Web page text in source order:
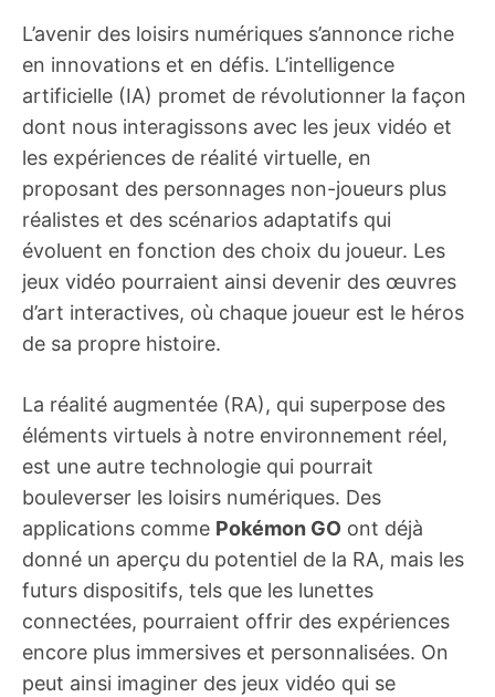
L’avenir des loisirs numériques s’annonce riche
en innovations et en défis. L’intelligence
artificielle (IA) promet de révolutionner la façon
dont nous interagissons avec les jeux vidéo et
les expériences de réalité virtuelle, en
proposant des personnages non-joueurs plus
réalistes et des scénarios adaptatifs qui
évoluent en fonction des choix du joueur. Les
jeux vidéo pourraient ainsi devenir des œuvres
d’art interactives, où chaque joueur est le héros
de sa propre histoire.
La réalité augmentée (RA), qui superpose des
éléments virtuels à notre environnement réel,
est une autre technologie qui pourrait
bouleverser les loisirs numériques. Des
applications comme Pokémon GO ont déjà
donné un aperçu du potentiel de la RA, mais les
futurs dispositifs, tels que les lunettes
connectées, pourraient offrir des expériences
encore plus immersives et personnalisées. On
peut ainsi imaginer des jeux vidéo qui se